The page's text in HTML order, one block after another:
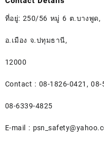
ที่อยู่: 250/56 หมู่ 6 ต.บางพูด,
อ.เมือง จ.ปทุมธานี,
12000
Contact : 08-1826-0421, 08-
08-6339-4825
E-mail :